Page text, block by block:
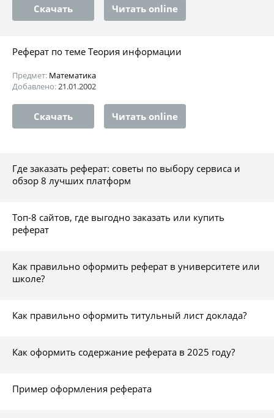
Скачать Читать online
Реферат по теме Теория информации
Предмет: Математика
Добавлено:21.01.2002
Скачать Читать online
Где заказать реферат: советы по выбору сервиса и
обзор 8 лучших платформ
Топ-8 сайтов, где выгодно заказать или купить
реферат
Как правильно оформить реферат в университете или
школе?
Как правильно оформить титульный лист доклада?
Как оформить содержание реферата в 2025 году?
Пример оформления реферата